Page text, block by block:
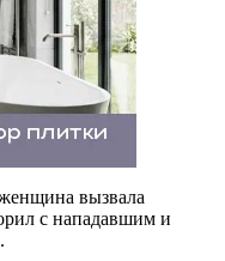
вызвала
с нападавшим и